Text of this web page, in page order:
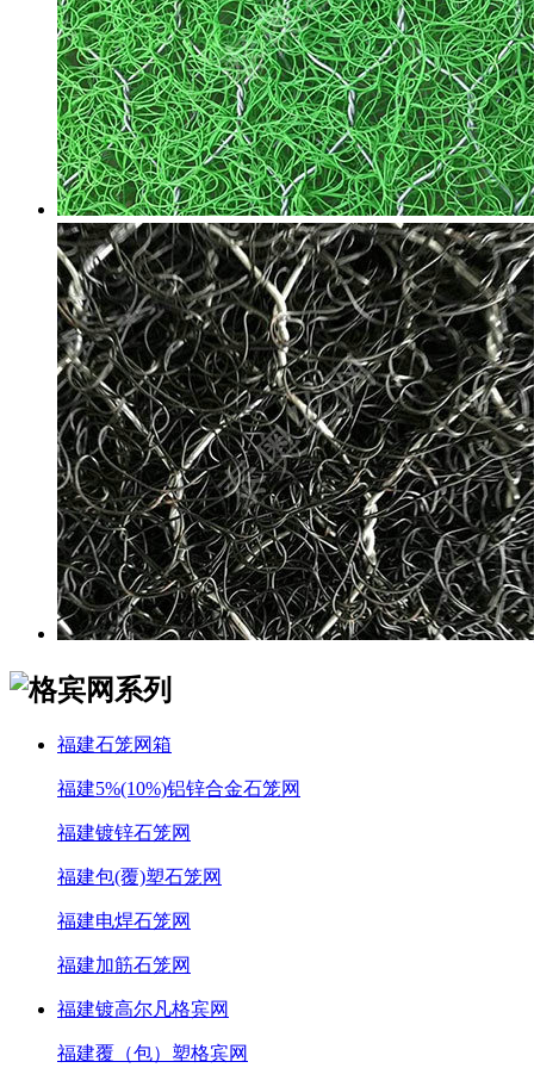
福建石笼网箱
福建5%(10%)铝锌合金石笼网
福建镀锌石笼网
福建包(覆)塑石笼网
福建电焊石笼网
福建加筋石笼网
福建镀高尔凡格宾网
福建覆（包）塑格宾网